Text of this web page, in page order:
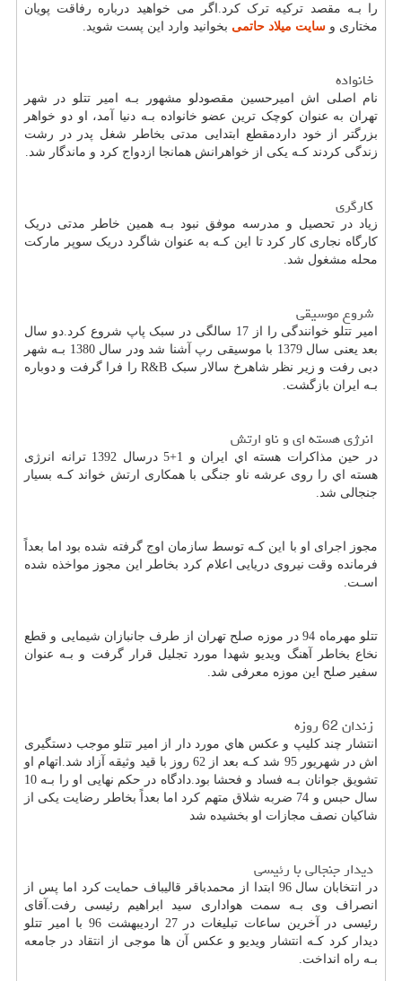
را بـه مقصد ترکیه ترک کرد.اگر می خواهید درباره رفاقت پویان
مختاری و سایت میلاد حاتمی بخوانید وارد این پست شوید.
خانواده
نام اصلی اش امیرحسین مقصودلو مشهور بـه امیر تتلو در شهر
تهران به عنوان کوچک‌ ترین عضو خانواده بـه دنیا آمد، او دو خواهر
بزرگتر از خود داردمقطع ابتدایی مدتی بخاطر شغل پدر در رشت
زندگی کردند کـه یکی از خواهرانش همانجا ازدواج کرد و ماندگار شد.
کارگری
زیاد در تحصیل و مدرسه موفق نبود بـه همین خاطر مدتی دریک
کارگاه نجاری کار کرد تا این کـه به عنوان شاگرد دریک سوپر مارکت
محله مشغول شد.
شروع موسیقی
امیر تتلو خوانندگی را از 17 سالگی در سبک پاپ شروع کرد.دو سال
بعد یعنی سال 1379 با موسیقی رپ آشنا شد ودر سال 1380 بـه شهر
دبی رفت و زیر نظر شاهرخ سالار سبک R&B را فرا گرفت و دوباره
بـه ایران بازگشت.
انرژی هسته ای و ناو ارتش
در حین مذاکرات هسته اي ایران و 1+5 درسال 1392 ترانه انرژی
هسته اي را روی عرشه ناو جنگی با همکاری ارتش خواند کـه بسیار
جنجالی شد.
مجوز اجرای او با این کـه توسط سازمان اوج گرفته شده بود اما بعداً
فرمانده وقت نیروی دریایی اعلام کرد بخاطر این مجوز مواخذه شده
اسـت.
تتلو مهرماه 94 در موزه صلح تهران از طرف جانبازان شیمایی و قطع
نخاع بخاطر آهنگ ویدیو شهدا مورد تجلیل قرار گرفت و بـه عنوان
سفیر صلح این موزه معرفی شد.
زندان 62 روزه
انتشار چند کلیپ و عکس هاي‌ مورد دار از امیر تتلو موجب دستگیری
اش در شهریور 95 شد کـه بعد از 62 روز با قید وثیقه آزاد شد.اتهام او
تشویق جوانان بـه فساد و فحشا بود.دادگاه در حکم نهایی او را بـه 10
سال حبس و 74 ضربه شلاق متهم کرد اما بعداً بخاطر رضایت یکی از
شاکیان نصف مجازات او بخشیده شد
دیدار جنجالی با رئیسی
در انتخابان سال 96 ابتدا از محمدباقر قالیباف حمایت کرد اما پس از
انصراف وی بـه سمت هواداری سید ابراهیم رئیسی رفت.آقای
رئیسی در آخرین ساعات تبلیغات در 27 اردیبهشت 96 با امیر تتلو
دیدار کرد کـه انتشار ویدیو و عکس آن ها موجی از انتقاد در جامعه
بـه راه انداخت.